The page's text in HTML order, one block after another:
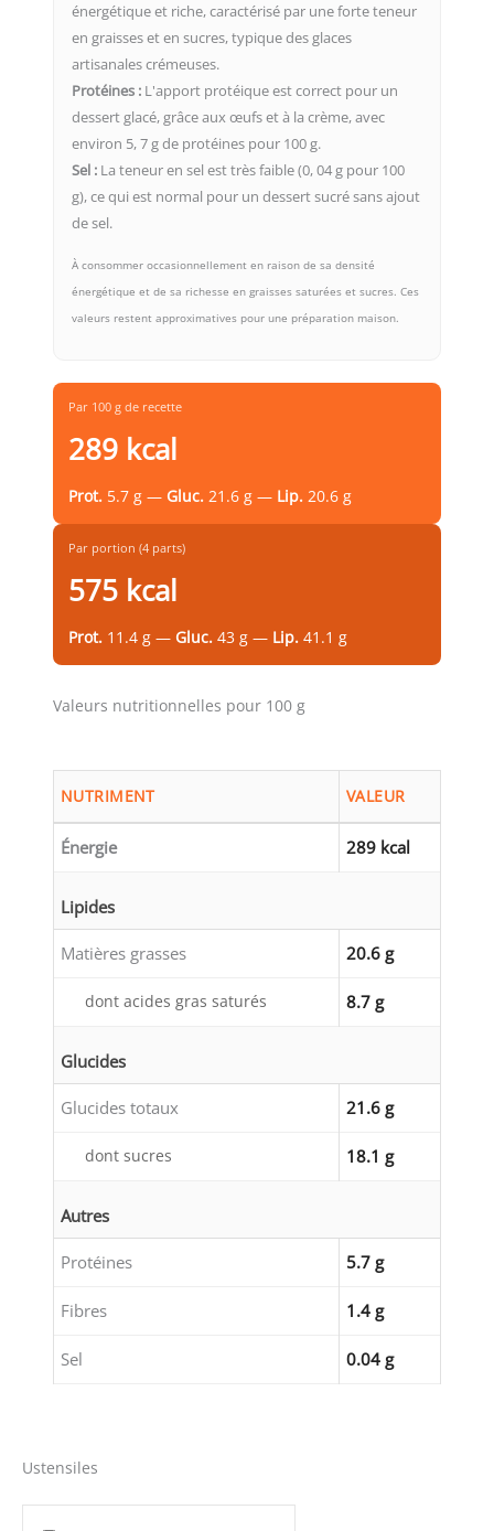
énergétique et riche, caractérisé par une forte teneur
en graisses et en sucres, typique des glaces
artisanales crémeuses.
Protéines : L'apport protéique est correct pour un
dessert glacé, grâce aux œufs et à la crème, avec
environ 5, 7 g de protéines pour 100 g.
Sel : La teneur en sel est très faible (0, 04 g pour 100
g), ce qui est normal pour un dessert sucré sans ajout
de sel.
À consommer occasionnellement en raison de sa densité
énergétique et de sa richesse en graisses saturées et sucres. Ces
valeurs restent approximatives pour une préparation maison.
Par 100 g de recette
289 kcal
Prot. 5.7 g — Gluc. 21.6 g — Lip. 20.6 g
Par portion (4 parts)
575 kcal
Prot. 11.4 g — Gluc. 43 g — Lip. 41.1 g
Valeurs nutritionnelles pour 100 g
NUTRIMENT VALEUR
Énergie 289 kcal
Lipides
Matières grasses 20.6 g
dont acides gras saturés 8.7 g
Glucides
Glucides totaux 21.6 g
dont sucres 18.1 g
Autres
Protéines 5.7 g
Fibres 1.4 g
Sel 0.04 g
Ustensiles